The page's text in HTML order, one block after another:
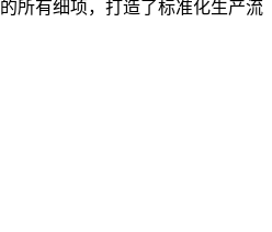
所有细项，打造了标准化生产流